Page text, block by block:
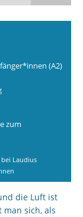
(A2)
zum
Laudius
die Luft ist
sich, als